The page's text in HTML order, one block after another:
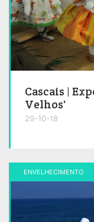
Cascais |
Velhos'
29-10-18
ENVELHECIMENTO